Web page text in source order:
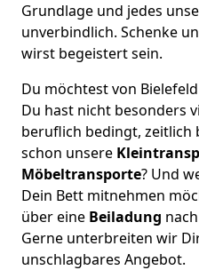
Grundlage und jedes
unverbindlich. Schenke
wirst begeistert sein.
Du möchtest von
Du hast nicht besonders
beruflich bedingt, zeitlich
schon unsere
Möbeltransporte? Und
Dein Bett mitnehmen
über eine Beiladung
Gerne unterbreiten wir
unschlagbares Angebot.